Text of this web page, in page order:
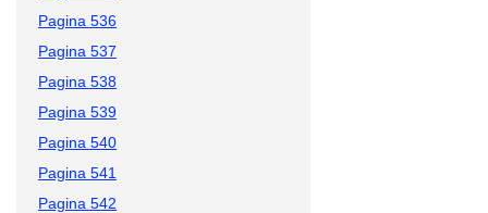
Pagina 536
Pagina 537
Pagina 538
Pagina 539
Pagina 540
Pagina 541
Pagina 542